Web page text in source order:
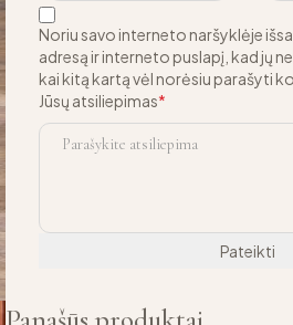
Jūsų atsiliepimas*
Noriu savo interneto naršyklėje
adresą ir interneto puslapį, kad jų
kai kitą kartą vėl norėsiu parašyti